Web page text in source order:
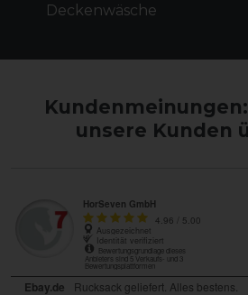
Deckenwäsche
unsere Kunden